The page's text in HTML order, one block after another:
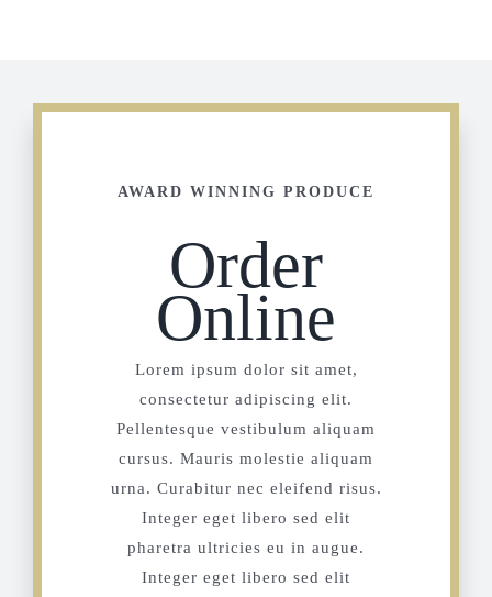
AWARD WINNING PRODUCE
Order
Online
Lorem ipsum dolor sit amet,
consectetur adipiscing elit.
Pellentesque vestibulum aliquam
cursus. Mauris molestie aliquam
urna. Curabitur nec eleifend risus.
Integer eget libero sed elit
pharetra ultricies eu in augue.
Integer eget libero sed elit